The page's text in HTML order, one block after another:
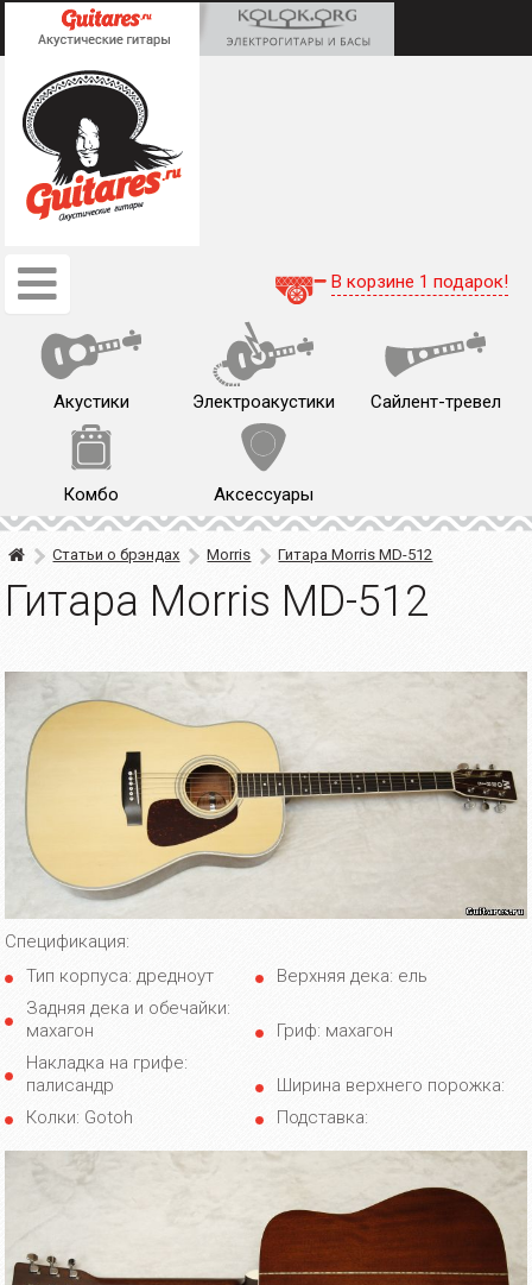
Акустики Электроакустики Сайлент-тревел
Комбо Аксессуары
В корзине 1 подарок!
Статьи о брэндах Morris Гитара Morris MD-512
Гитара Morris MD-512
Спецификация:
Тип корпуса: дредноут
Верхняя дека: ель
Задняя дека и обечайки:
махагон
Гриф: махагон
Накладка на грифе:
палисандр
Ширина верхнего порожка:
Колки: Gotoh
Подставка: